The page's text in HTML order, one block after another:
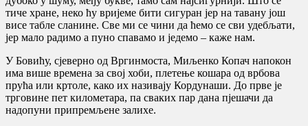
тиче хране, неко ћу вријеме бити сигуран јер на тавану још
висе табле сланине. Све ми се чини да ћемо се сви удебљати,
јер мало радимо а пуно спавамо и једемо – каже нам.
У Бовићу, сјеверно од Вргинмоста, Миљенко Копач напокон
има више времена за свој хоби, плетење кошара од врбова
прућа или кртоле, како их називају Кордунаши. До прве је
трговине пет километара, па сваких пар дана пјешачи да
надопуни припремљене залихе.